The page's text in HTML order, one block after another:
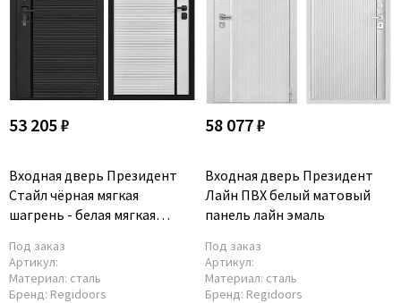
53 205 ₽
Входная дверь Президент
Стайл чёрная мягкая
шагрень - белая мягкая
Под заказ
Артикул:
Материал: сталь
Бренд: Regidoors
58 077 ₽
Входная дверь Президент
Лайн ПВХ белый матовый
панель лайн эмаль
Под заказ
Артикул:
Материал: сталь
Бренд: Regidoors